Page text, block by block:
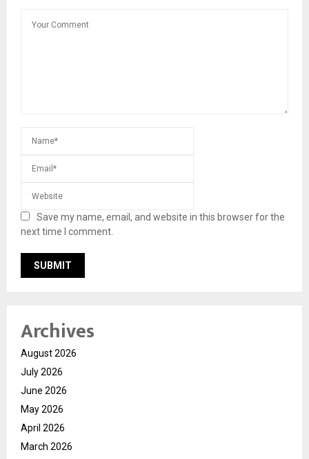
Save my name, email, and website in this browser for the
next time I comment.
Archives
August 2026
July 2026
June 2026
May 2026
April 2026
March 2026